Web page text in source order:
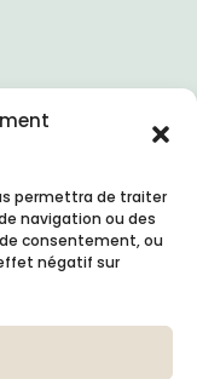
permettra de traiter
navigation ou des
consentement, ou
négatif sur